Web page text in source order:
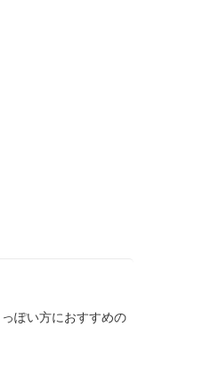
ぽい方におすすめの